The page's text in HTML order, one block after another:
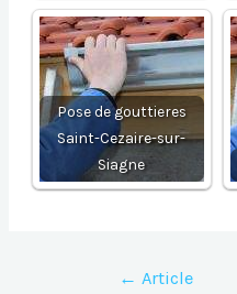
Pose de gouttieres
Saint-Cezaire-sur-
Siagne
Navigation
← Article